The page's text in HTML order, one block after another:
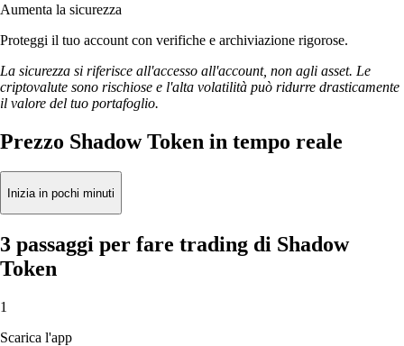
Aumenta la sicurezza
Proteggi il tuo account con verifiche e archiviazione rigorose.
La sicurezza si riferisce all'accesso all'account, non agli asset. Le
criptovalute sono rischiose e l'alta volatilità può ridurre drasticamente
il valore del tuo portafoglio.
Prezzo Shadow Token in tempo reale
Inizia in pochi minuti
3 passaggi per fare trading di Shadow
Token
1
Scarica l'app